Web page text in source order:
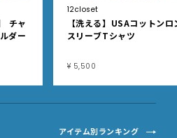
チャ
ダー
12closet
【洗える】USAコットンロ
スリーブTシャツ
¥ 5,500
アイテム別ランキング